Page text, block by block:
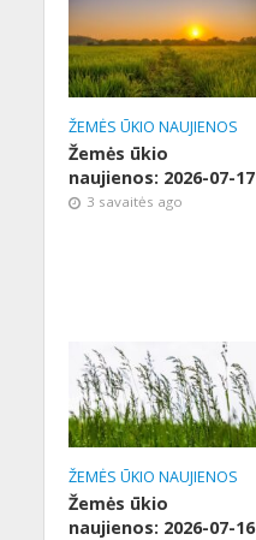
ŽEMĖS ŪKIO NAUJIENOS
Žemės ūkio
naujienos: 2026-07-17
3 savaitės ago
ŽEMĖS ŪKIO NAUJIENOS
Žemės ūkio
naujienos: 2026-07-16